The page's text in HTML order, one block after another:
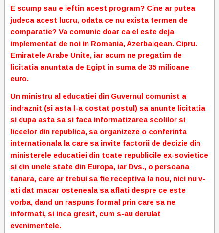
E scump sau e ieftin acest program? Cine ar putea
judeca acest lucru, odata ce nu exista termen de
comparatie? Va comunic doar ca el este deja
implementat de noi in Romania, Azerbaigean. Cipru.
Emiratele Arabe Unite, iar acum ne pregatim de
licitatia anuntata de Egipt in suma de 35 milioane
euro.
Un ministru al educatiei din Guvernul comunist a
indraznit (si asta l-a costat postul) sa anunte licitatia
si dupa asta sa si faca informatizarea scolilor si
liceelor din republica, sa organizeze o conferinta
internationala la care sa invite factorii de decizie din
ministerele educatiei din toate republicile ex-sovietice
si din unele state din Europa, iar Dvs., o persoana
tanara, care ar trebui sa fie receptiva la nou, nici nu v-
ati dat macar osteneala sa aflati despre ce este
vorba, dand un raspuns formal prin care sa ne
informati, si inca gresit, cum s-au derulat
evenimentele.